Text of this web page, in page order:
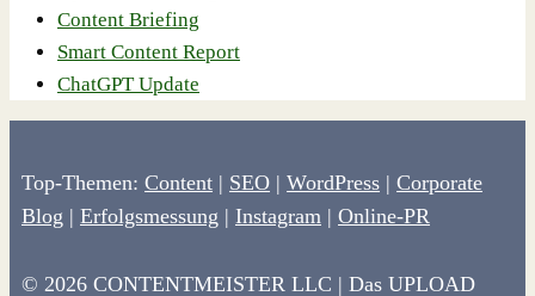
Content Briefing
Smart Content Report
ChatGPT Update
Top-Themen: Content | SEO | WordPress | Corporate
Blog | Erfolgsmessung | Instagram | Online-PR
© 2026 CONTENTMEISTER LLC | Das UPLOAD